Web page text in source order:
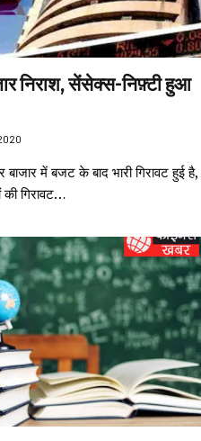
निराश, सेंसेक्स-निफ़्टी हुआ
बाजार में बजट के बाद भारी गिरावट हुई है,
गिरावट…